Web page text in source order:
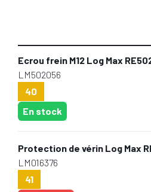
Ecrou frein M12 Log Max
LM502056
40
En stock
Protection de vérin Log Max
LM016376
41